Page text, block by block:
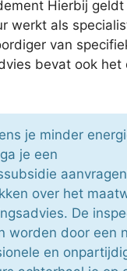
Hierbij geldt
werkt als
van
bevat ook het
je minder
je een
over het
De
worden door een
en